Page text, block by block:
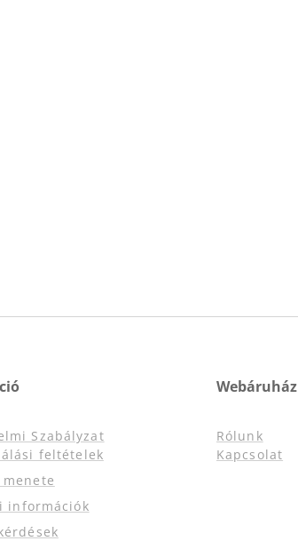
Szabályzat
feltételek
információk
Webáruház
Rólunk
Kapcsolat